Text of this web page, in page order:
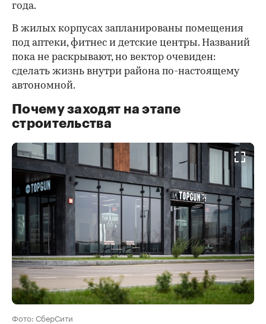
года.
В жилых корпусах запланированы помещения
под аптеки, фитнес и детские центры. Названий
пока не раскрывают, но вектор очевиден:
сделать жизнь внутри района по-настоящему
автономной.
Почему заходят на этапе
строительства
Фото: СберСити